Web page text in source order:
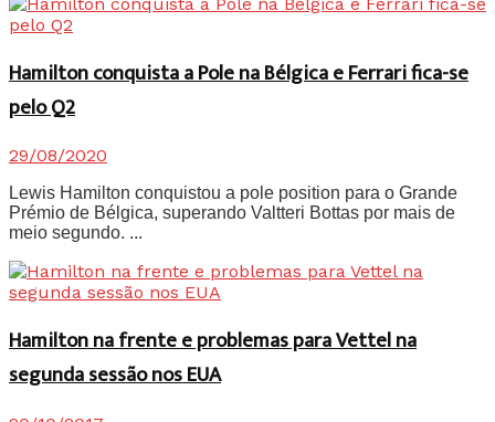
Hamilton conquista a Pole na Bélgica e Ferrari fica-se
pelo Q2
29/08/2020
Lewis Hamilton conquistou a pole position para o Grande
Prémio de Bélgica, superando Valtteri Bottas por mais de
meio segundo. ...
Hamilton na frente e problemas para Vettel na
segunda sessão nos EUA